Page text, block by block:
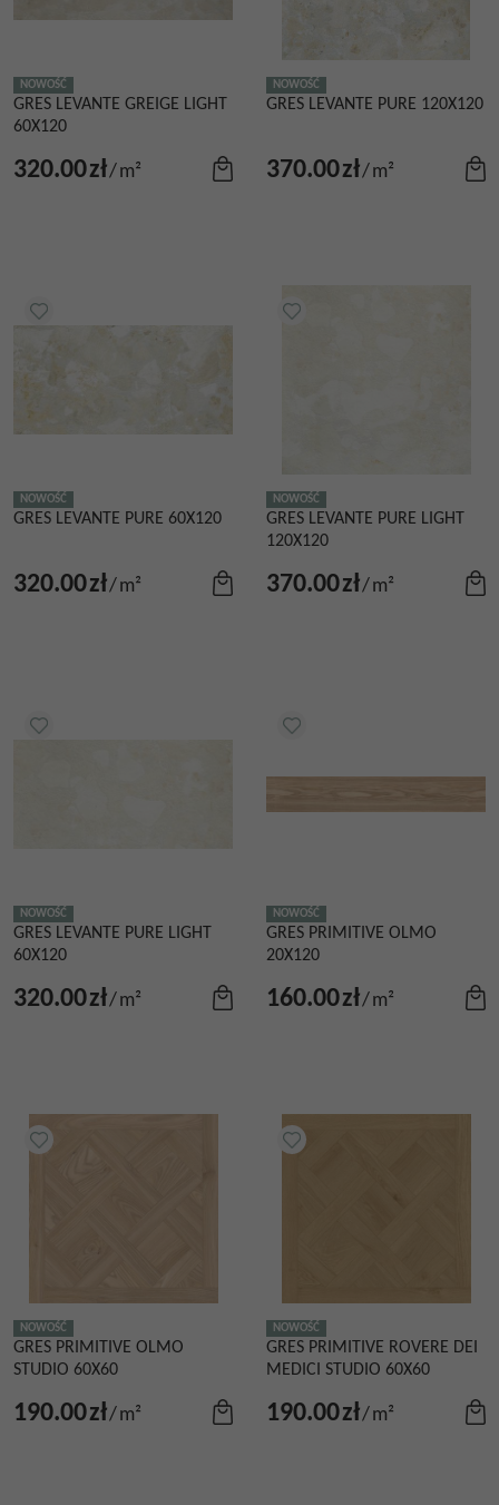
NOWOŚĆ
GRES LEVANTE GREIGE LIGHT
60X120
320.00zł/m²
NOWOŚĆ
GRES LEVANTE PURE 120X120
370.00zł/m²
NOWOŚĆ
GRES LEVANTE PURE 60X120
320.00zł/m²
NOWOŚĆ
GRES LEVANTE PURE LIGHT
120X120
370.00zł/m²
NOWOŚĆ
GRES LEVANTE PURE LIGHT
60X120
320.00zł/m²
NOWOŚĆ
GRES PRIMITIVE OLMO
20X120
160.00zł/m²
NOWOŚĆ
GRES PRIMITIVE OLMO
STUDIO 60X60
190.00zł/m²
NOWOŚĆ
GRES PRIMITIVE ROVERE DEI
MEDICI STUDIO 60X60
190.00zł/m²